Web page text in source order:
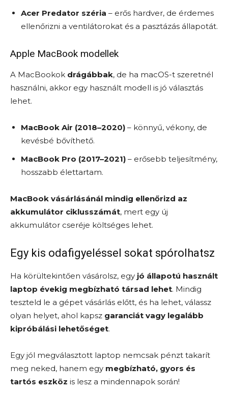
Acer Predator széria – erős hardver, de érdemes
ellenőrizni a ventilátorokat és a pasztázás állapotát.
Apple MacBook modellek
A MacBookok drágábbak, de ha macOS-t szeretnél
használni, akkor egy használt modell is jó választás
lehet.
MacBook Air (2018–2020) – könnyű, vékony, de
kevésbé bővíthető.
MacBook Pro (2017–2021) – erősebb teljesítmény,
hosszabb élettartam.
MacBook vásárlásánál mindig ellenőrizd az
akkumulátor ciklusszámát, mert egy új
akkumulátor cseréje költséges lehet.
Egy kis odafigyeléssel sokat spórolhatsz
Ha körültekintően vásárolsz, egy jó állapotú használt
laptop évekig megbízható társad lehet. Mindig
teszteld le a gépet vásárlás előtt, és ha lehet, válassz
olyan helyet, ahol kapsz garanciát vagy legalább
kipróbálási lehetőséget.
Egy jól megválasztott laptop nemcsak pénzt takarít
meg neked, hanem egy megbízható, gyors és
tartós eszköz is lesz a mindennapok során!